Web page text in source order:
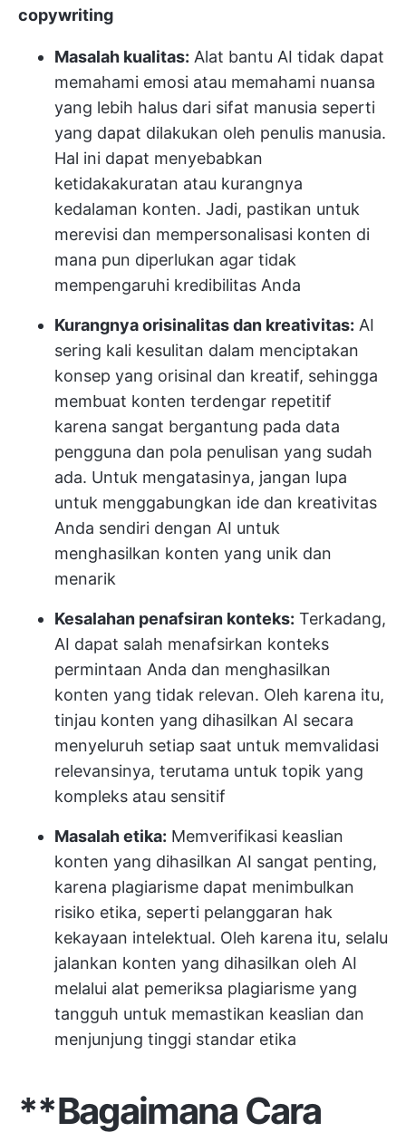
copywriting
Masalah kualitas: Alat bantu AI tidak dapat
memahami emosi atau memahami nuansa
yang lebih halus dari sifat manusia seperti
yang dapat dilakukan oleh penulis manusia.
Hal ini dapat menyebabkan
ketidakakuratan atau kurangnya
kedalaman konten. Jadi, pastikan untuk
merevisi dan mempersonalisasi konten di
mana pun diperlukan agar tidak
mempengaruhi kredibilitas Anda
Kurangnya orisinalitas dan kreativitas: AI
sering kali kesulitan dalam menciptakan
konsep yang orisinal dan kreatif, sehingga
membuat konten terdengar repetitif
karena sangat bergantung pada data
pengguna dan pola penulisan yang sudah
ada. Untuk mengatasinya, jangan lupa
untuk menggabungkan ide dan kreativitas
Anda sendiri dengan AI untuk
menghasilkan konten yang unik dan
menarik
Kesalahan penafsiran konteks: Terkadang,
AI dapat salah menafsirkan konteks
permintaan Anda dan menghasilkan
konten yang tidak relevan. Oleh karena itu,
tinjau konten yang dihasilkan AI secara
menyeluruh setiap saat untuk memvalidasi
relevansinya, terutama untuk topik yang
kompleks atau sensitif
Masalah etika: Memverifikasi keaslian
konten yang dihasilkan AI sangat penting,
karena plagiarisme dapat menimbulkan
risiko etika, seperti pelanggaran hak
kekayaan intelektual. Oleh karena itu, selalu
jalankan konten yang dihasilkan oleh AI
melalui alat pemeriksa plagiarisme yang
tangguh untuk memastikan keaslian dan
menjunjung tinggi standar etika
**Bagaimana Cara